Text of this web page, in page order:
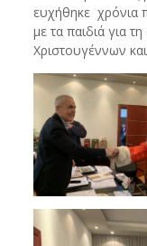
ευχήθηκε χρόνια
με τα παιδιά για
Χριστουγέννων